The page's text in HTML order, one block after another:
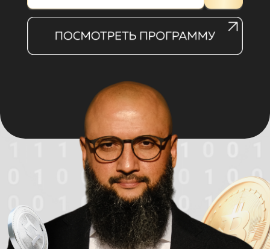
Кумар Мухаметзянов
Финансовый советник
Инвестор с 19-летним стажем
Основатель 1-ой школы
инвестиций по Шариату
Криптовалюта